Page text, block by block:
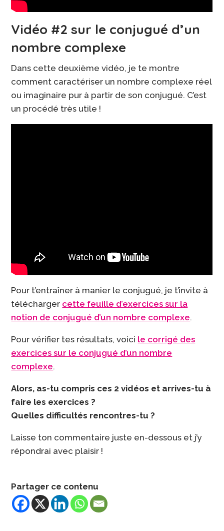
Vidéo #2 sur le conjugué d’un
nombre complexe
Dans cette deuxième vidéo, je te montre
comment caractériser un nombre complexe réel
ou imaginaire pur à partir de son conjugué. C’est
un procédé très utile !
Pour t’entraîner à manier le conjugué, je t’invite à
télécharger cette feuille d’exercices sur la
notion de conjugué d’un nombre complexe.
Pour vérifier tes résultats, voici le corrigé des
exercices sur le conjugué d’un nombre
complexe.
Alors, as-tu compris ces 2 vidéos et arrives-tu à
faire les exercices ?
Quelles difficultés rencontres-tu ?
Laisse ton commentaire juste en-dessous et j’y
répondrai avec plaisir !
Partager ce contenu